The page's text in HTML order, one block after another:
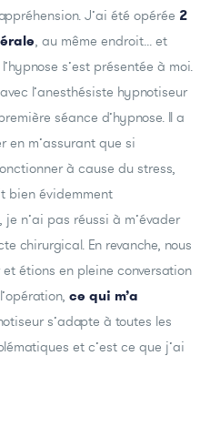
J’ai été opérée 2
, au même endroit... et
s’est présentée à moi.
l’anesthésiste hypnotiseur
séance d’hypnose. Il a
en m’assurant que si
à cause du stress,
bien évidemment
n’ai pas réussi à m’évader
chirurgical. En revanche, nous
étions en pleine conversation
ce qui m’a
s’adapte à toutes les
et c’est ce que j’ai